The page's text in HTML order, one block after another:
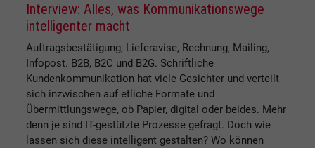
Interview: Alles, was Kommunikationswege
intelligenter macht
Auftragsbestätigung, Lieferavise, Rechnung, Mailing,
Infopost. B2B, B2C und B2G. Schriftliche
Kundenkommunikation hat viele Gesichter und verteilt
sich inzwischen auf etliche Formate und
Übermittlungswege, ob Papier, digital oder beides. Mehr
denn je sind IT-gestützte Prozesse gefragt. Doch wie
lassen sich diese intelligent gestalten? Wo können